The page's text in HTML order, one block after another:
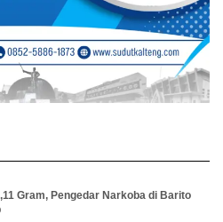
Gram, Pengedar Narkoba di Barito